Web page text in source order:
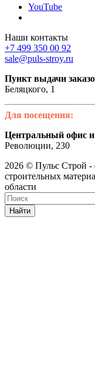
YouTube
Наши контакты
+7 499 350 00 92
sale@puls-stroy.ru
Пункт выдачи
Беляцкого, 1
Для посещения:
Центральный офис
Революции, 230
2026 © Пульс Строй -
строительных
области
Найти